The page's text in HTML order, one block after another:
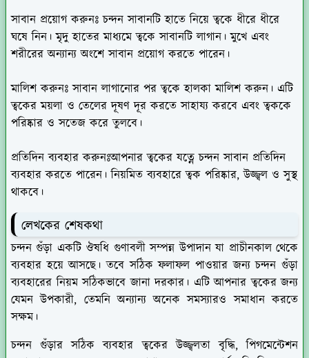
সাবান প্রয়োগ করুনঃচন্দন সাবানটি হাতে নিয়ে ত্বকে ধীরে ধীরে
ঘষে নিন। মৃদু হাতের মাধ্যমে ত্বকে সাবানটি লাগান। মুখে এবং
শরীরের অন্যান্য অংশে সাবান প্রয়োগ করতে পারেন।
মালিশ করুনঃসাবান লাগানোর পর ত্বকে হালকা মালিশ করুন। এটি
ত্বকের ময়লা ও তেলের দূষণ দূর করতে সাহায্য করবে এবং ত্বককে
পরিষ্কার ও সতেজ করে তুলবে।
প্রতিদিন ব্যবহার করুনঃআপনার ত্বকের যত্নে চন্দন সাবান প্রতিদিন
ব্যবহার করতে পারেন। নিয়মিত ব্যবহারে ত্বক পরিষ্কার, উজ্জ্বল ও সুস্থ
থাকবে।
লেখকের শেষকথা
চন্দন গুঁড়া একটি ঔষধি গুণাবলী সম্পন্ন উপাদান যা প্রাচীনকাল থেকে
ব্যবহার হয়ে আসছে। তবে সঠিক ফলাফল পাওয়ার জন্য চন্দন গুঁড়া
ব্যবহারের নিয়ম সঠিকভাবে জানা দরকার। এটি আপনার ত্বকের জন্য
যেমন উপকারী, তেমনি অন্যান্য অনেক সমস্যারও সমাধান করতে
সক্ষম।
চন্দন গুঁড়ার সঠিক ব্যবহার ত্বকের উজ্জ্বলতা বৃদ্ধি, পিগমেন্টেশন